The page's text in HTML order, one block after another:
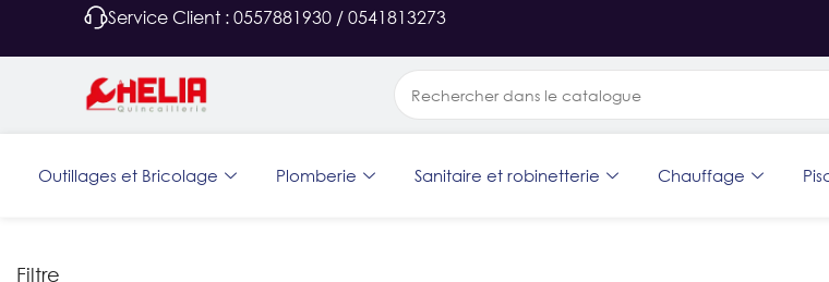
Service Client : 0557881930 / 0541813273
Outillages et Bricolage Plomberie Sanitaire et robinetterie Chauffage
Filtre